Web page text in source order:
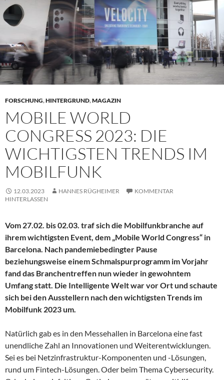
FORSCHUNG,HINTERGRUND,MAGAZIN
MOBILE WORLD
CONGRESS 2023: DIE
WICHTIGSTEN TRENDS IM
MOBILFUNK
12.03.2023 HANNES RÜGHEIMER
KOMMENTAR
HINTERLASSEN
Vom 27.02. bis 02.03. traf sich die Mobilfunkbranche auf
ihrem wichtigsten Event, dem „Mobile World Congress“ in
Barcelona. Nach pandemiebedingter Pause
beziehungsweise einem Schmalspurprogramm im Vorjahr
fand das Branchentreffen nun wieder in gewohntem
Umfang statt. Die Intelligente Welt war vor Ort und schaute
sich bei den Ausstellern nach den wichtigsten Trends im
Mobilfunk 2023 um.
Natürlich gab es in den Messehallen in Barcelona eine fast
unendliche Zahl an Innovationen und Weiterentwicklungen.
Sei es bei Netzinfrastruktur-Komponenten und -Lösungen,
rund um Fintech-Lösungen. Oder beim Thema Cybersecurity.